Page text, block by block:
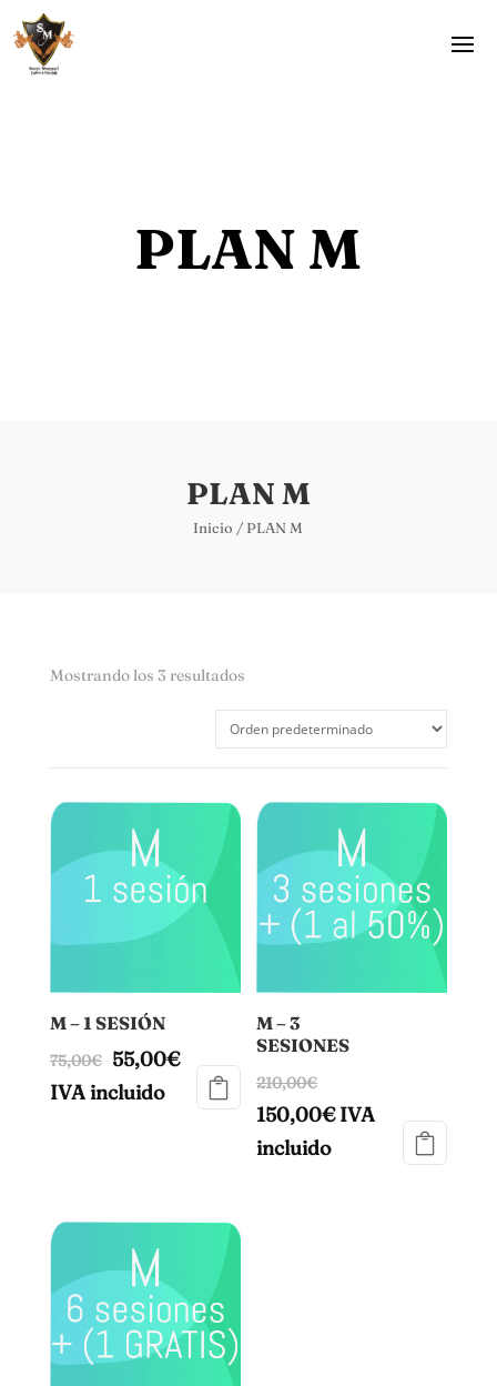
PLAN M
PLAN M
Inicio / PLAN M
Mostrando los 3 resultados
M – 1 SESIÓN
75,00€ 55,00€
IVA incluido
M – 3
SESIONES
210,00€
150,00€ IVA
incluido